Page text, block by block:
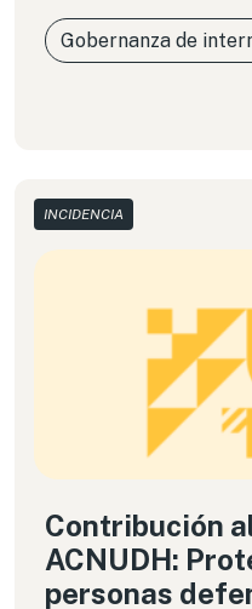
Gobernanza de
INCIDENCIA
Contribución
ACNUDH:
personas